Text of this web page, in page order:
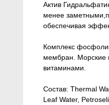
Актив
менее
обеспечивая
Комплекс
мембран. Морские
витаминами.
Состав: Thermal
Leaf Water,